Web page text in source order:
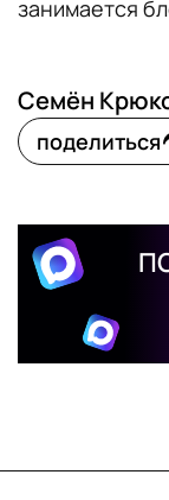
занимается
Семён
поделиться